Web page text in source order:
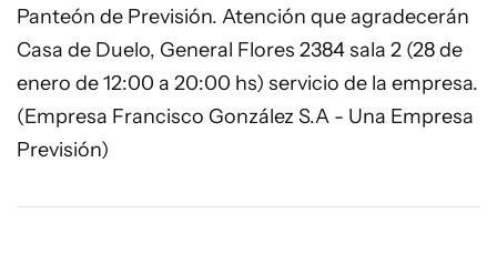
Panteón de Previsión. Atención que agradecerán
Casa de Duelo, General Flores 2384 sala 2 (28 de
enero de 12:00 a 20:00 hs) servicio de la empresa.
(Empresa Francisco González S.A - Una Empresa
Previsión)